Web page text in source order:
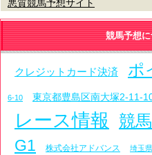
悪質競馬予想サイト
競馬予想
クレジットカード決済 ポ
6-10 東京都豊島区南大塚2-11-
レース情報 競
G1 株式会社アドバンス 埼玉